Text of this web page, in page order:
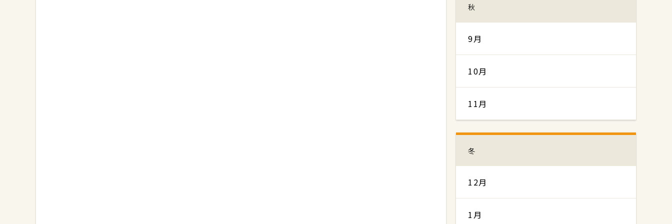
秋
9月
10月
11月
冬
12月
1月